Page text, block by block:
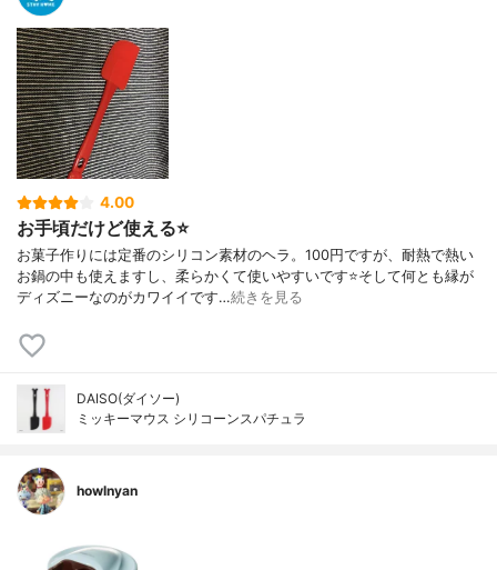
4.00
お手頃だけど使える⭐️
お菓子作りには定番のシリコン素材のヘラ。100円ですが、耐熱で熱い
お鍋の中も使えますし、柔らかくて使いやすいです⭐️そして何とも縁が
ディズニーなのがカワイイです…続きを見る
DAISO(ダイソー)
ミッキーマウス シリコーンスパチュラ
howlnyan